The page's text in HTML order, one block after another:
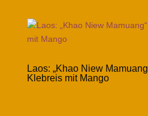
Laos: „Khao Niew
Klebreis mit Mango